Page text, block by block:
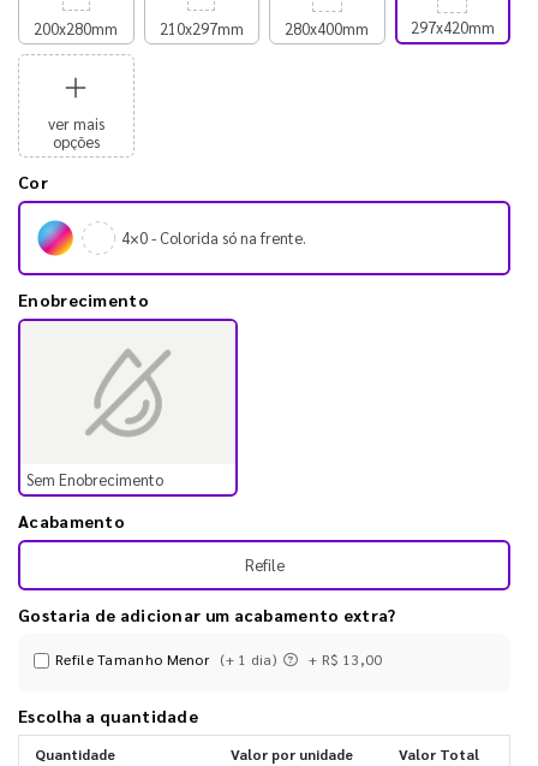
200x280mm 210x297mm 280x400mm 297x420mm
ver mais
opções
Cor
4×0 - Colorida só na frente.
Enobrecimento
Sem Enobrecimento
Acabamento
Refile
Gostaria de adicionar um acabamento extra?
Refile Tamanho Menor (+ 1 dia) + R$ 13,00
Escolha a quantidade
Quantidade Valor por unidade Valor Total